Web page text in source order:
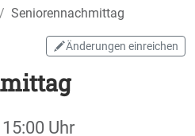
Seniorennachmittag
Änderungen einreichen
15:00 Uhr